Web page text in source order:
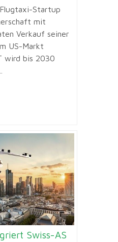
Startup
mit
Verkauf seiner
US-Markt
wird bis 2030
Swiss-AS